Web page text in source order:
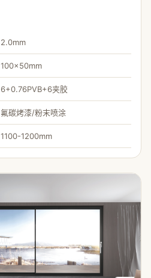
2.0mm
100×50mm
6+0.76PVB+6夹胶
氟碳烤漆/粉末喷涂
1100-1200mm